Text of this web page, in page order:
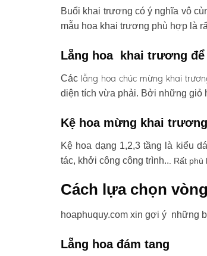
Buổi khai trương có ý nghĩa vô
mẫu hoa khai trương phù hợp là
Lẵng hoa khai trương để
Các lẵng hoa chúc mừng khai
diện tích vừa phải. Bởi những giỏ
Kệ hoa mừng khai trương
Kệ hoa dạng 1,2,3 tầng là kiểu
tác, khởi công công trình.. . Rất
Cách lựa chọn
hoaphuquy.com xin gợi ý những
Lẵng hoa đám tang